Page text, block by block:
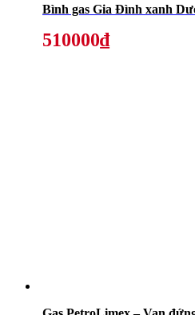
Bình gas Gia Đình xanh
510000₫